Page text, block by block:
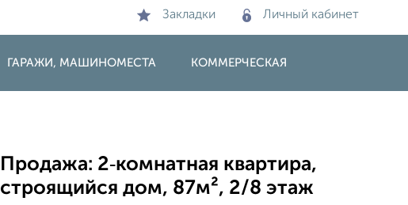
Закладки Личный кабинет
ГАРАЖИ, МАШИНОМЕСТА КОММЕРЧЕСКАЯ
Продажа: 2‑комнатная квартира,
строящийся дом, 87м², 2/8 этаж